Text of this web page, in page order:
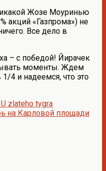
Жозе Моуринью
акций «Газпрома») не
Все дело в
– с победой! Йирачек
моменты. Ждем
4 и надеемся, что это
zlateho tygra
на Карловой площади